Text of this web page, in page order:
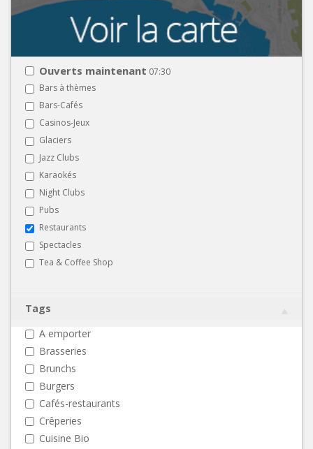
Ouverts maintenant 07:30
Bars à thèmes
Bars-Cafés
Casinos-Jeux
Glaciers
Jazz Clubs
Karaokés
Night Clubs
Pubs
Restaurants
Spectacles
Tea & Coffee Shop
Tags
A emporter
Brasseries
Brunchs
Burgers
Cafés-restaurants
Crêperies
Cuisine Bio